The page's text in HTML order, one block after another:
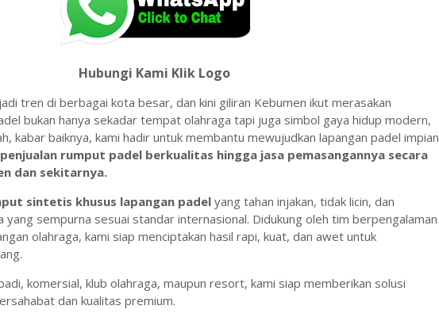
Hubungi Kami Klik Logo
tren di berbagai kota besar, dan kini giliran Kebumen ikut merasakan
bukan hanya sekadar tempat olahraga tapi juga simbol gaya hidup modern,
kabar baiknya, kami hadir untuk membantu mewujudkan lapangan padel impian
penjualan rumput padel berkualitas hingga jasa pemasangannya secara
dan sekitarnya.
sintetis khusus lapangan padel yang tahan injakan, tidak licin, dan
yang sempurna sesuai standar internasional. Didukung oleh tim berpengalaman
olahraga, kami siap menciptakan hasil rapi, kuat, dan awet untuk
komersial, klub olahraga, maupun resort, kami siap memberikan solusi
dan kualitas premium.